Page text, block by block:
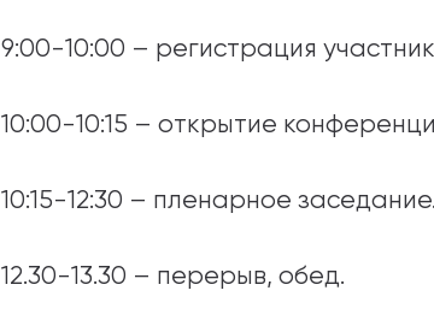
9:00-10:00 – регистрация
10:00-10:15 – открытие
10:15-12:30 – пленарное заседание.
12.30-13.30 – перерыв, обед.